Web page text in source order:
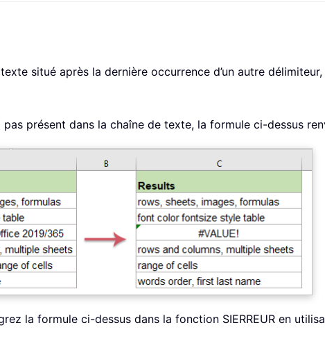
situé après la dernière occurrence d’un autre
pas présent dans la chaîne de texte, la formule ci-dessus
la formule ci-dessus dans la fonction SIERREUR en